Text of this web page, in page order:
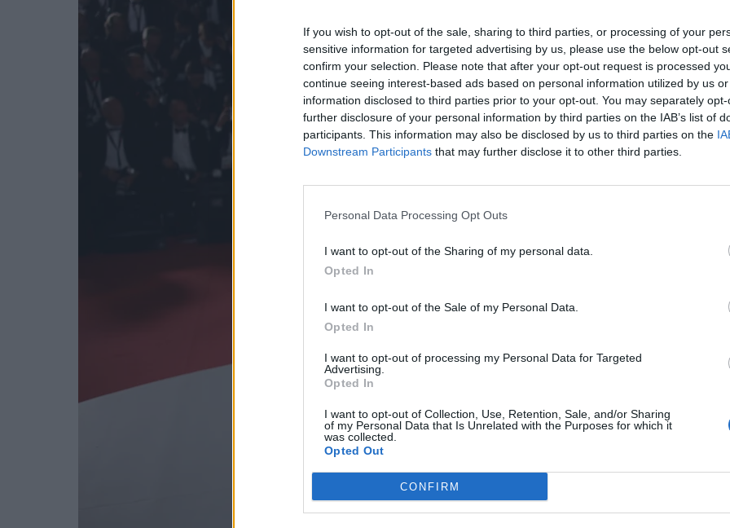
If you wish to opt-out of the sale, sharing to third parties, or processing of your
sensitive information for targeted advertising by us, please use the below opt-out
confirm your selection. Please note that after your opt-out request is processed
continue seeing interest-based ads based on personal information utilized by us
information disclosed to third parties prior to your opt-out. You may separately
further disclosure of your personal information by third parties on the IAB’s list of
participants. This information may also be disclosed by us to third parties on the
Downstream Participants that may further disclose it to other third parties.
Personal Data Processing Opt Outs
I want to opt-out of the Sharing of my personal data.
Opted In
I want to opt-out of the Sale of my Personal Data.
Opted In
I want to opt-out of processing my Personal Data for Targeted
Advertising.
Opted In
I want to opt-out of Collection, Use, Retention, Sale, and/or Sharing
of my Personal Data that Is Unrelated with the Purposes for which it
was collected.
Opted Out
CONFIRM